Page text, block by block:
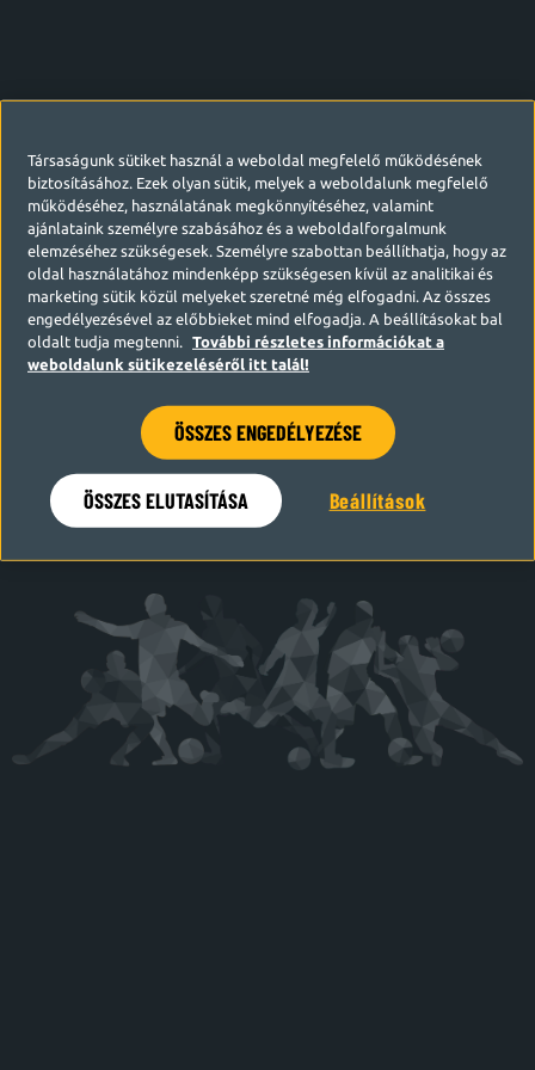
Hamarosan visszatérünk
Társaságunk sütiket használ a weboldal megfelelő működésének
biztosításához. Ezek olyan sütik, melyek a weboldalunk megfelelő
működéséhez, használatának megkönnyítéséhez, valamint
ajánlataink személyre szabásához és a weboldalforgalmunk
elemzéséhez szükségesek. Személyre szabottan beállíthatja, hogy az
oldal használatához mindenképp szükségesen kívül az analitikai és
marketing sütik közül melyeket szeretné még elfogadni. Az összes
engedélyezésével az előbbieket mind elfogadja. A beállításokat bal
oldalt tudja megtenni.
További részletes információkat a
weboldalunk sütikezeléséről itt talál!
ÖSSZES ENGEDÉLYEZÉSE
ÖSSZES ELUTASÍTÁSA Beállítások